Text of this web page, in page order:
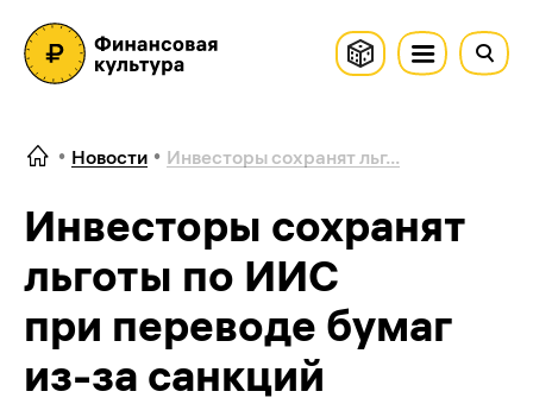
Новости Инвесторы сохранят льг...
Инвесторы сохранят
льготы по ИИС
при переводе бумаг
из-за санкций